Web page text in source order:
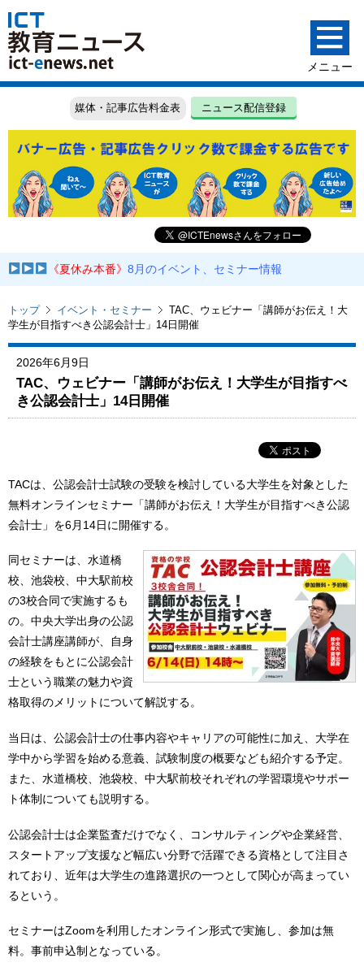
媒体・記事広告料金表 ニュース配信登録
《夏休み本番》8月のイベント、セミナー情報
トップ イベント・セミナー
TAC、ウェビナー「講師がお伝え！大
学生が目指すべき公認会計士」14日開催
2026年6月9日
TAC、ウェビナー「講師がお伝え！大学生が目指すべ
き公認会計士」14日開催
TACは、公認会計士試験の受験を検討している大学生を対象とした
無料オンラインセミナー「講師がお伝え！大学生が目指すべき公認
会計士」を6月14日に開催する。
同セミナーは、水道橋
校、池袋校、中大駅前校
の3校合同で実施するも
の。中央大学出身の公認
会計士講座講師が、自身
の経験をもとに公認会計
士という職業の魅力や資
格取得のメリットについて解説する。
当日は、公認会計士の仕事内容やキャリアの可能性に加え、大学在
学中から学習を始める意義、試験制度の概要なども紹介する予定。
また、水道橋校、池袋校、中大駅前校それぞれの学習環境やサポー
ト体制についても説明する。
公認会計士は企業監査だけでなく、コンサルティングや企業経営、
スタートアップ支援など幅広い分野で活躍できる資格として注目さ
れており、近年は大学生の進路選択の一つとして関心が高まってい
るという。
セミナーはZoomを利用したオンライン形式で実施し、参加は無
料。事前申込制となっている。